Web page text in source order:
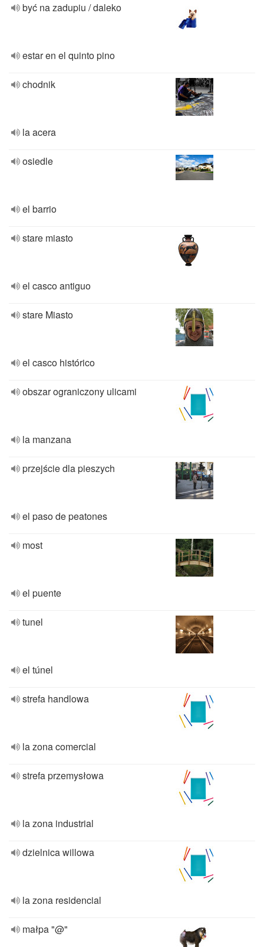
być na zadupiu / daleko
estar en el quinto pino
chodnik
la acera
osiedle
el barrio
stare miasto
el casco antiguo
stare Miasto
el casco histórico
obszar ograniczony ulicami
la manzana
przejście dla pieszych
el paso de peatones
most
el puente
tunel
el túnel
strefa handlowa
la zona comercial
strefa przemysłowa
la zona industrial
dzielnica willowa
la zona residencial
małpa "@"